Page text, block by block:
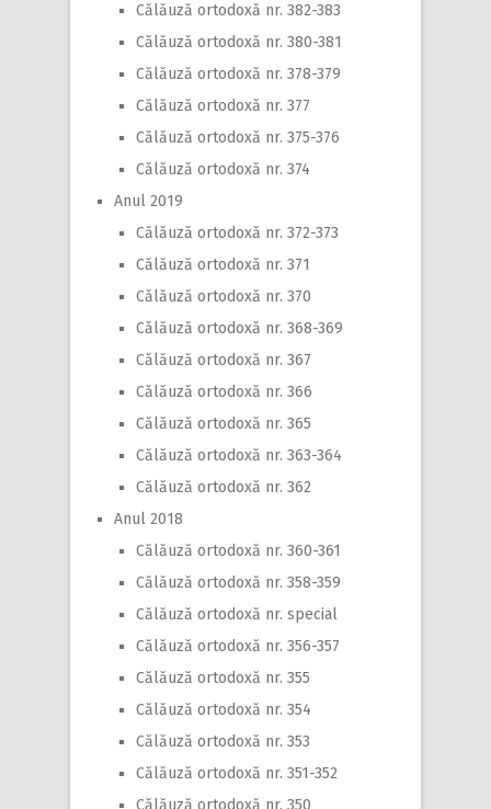
Călăuză ortodoxă nr. 382-383
Călăuză ortodoxă nr. 380-381
Călăuză ortodoxă nr. 378-379
Călăuză ortodoxă nr. 377
Călăuză ortodoxă nr. 375-376
Călăuză ortodoxă nr. 374
Anul 2019
Călăuză ortodoxă nr. 372-373
Călăuză ortodoxă nr. 371
Călăuză ortodoxă nr. 370
Călăuză ortodoxă nr. 368-369
Călăuză ortodoxă nr. 367
Călăuză ortodoxă nr. 366
Călăuză ortodoxă nr. 365
Călăuză ortodoxă nr. 363-364
Călăuză ortodoxă nr. 362
Anul 2018
Călăuză ortodoxă nr. 360-361
Călăuză ortodoxă nr. 358-359
Călăuză ortodoxă nr. special
Călăuză ortodoxă nr. 356-357
Călăuză ortodoxă nr. 355
Călăuză ortodoxă nr. 354
Călăuză ortodoxă nr. 353
Călăuză ortodoxă nr. 351-352
Călăuză ortodoxă nr. 350